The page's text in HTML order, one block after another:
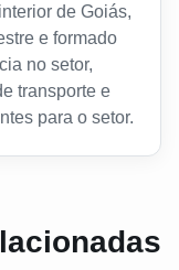
de Goiás,
e formado
no setor,
transporte e
para o setor.